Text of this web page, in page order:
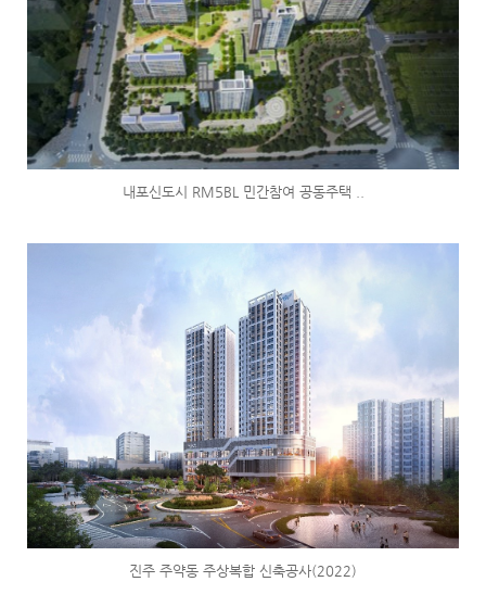
내포신도시 RM5BL 민간참여 공동주택 ..
진주 주약동 주상복합 신축공사(2022)